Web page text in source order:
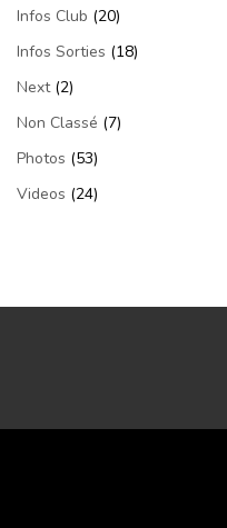
Infos Club (20)
Infos Sorties (18)
Next(2)
Non Classé (7)
Photos (53)
Videos (24)